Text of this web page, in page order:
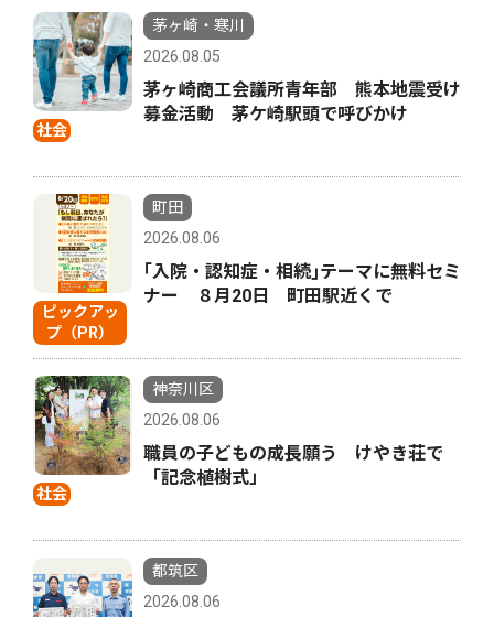
社会
茅ヶ崎・寒川
2026.08.05
茅ヶ崎商工会議所青年部 熊本地震受け
募金活動 茅ケ崎駅頭で呼びかけ
ピックアッ
プ（PR）
町田
2026.08.06
｢入院・認知症・相続｣テーマに無料セミ
ナー ８月20日 町田駅近くで
社会
神奈川区
2026.08.06
職員の子どもの成長願う けやき荘で
「記念植樹式」
都筑区
2026.08.06